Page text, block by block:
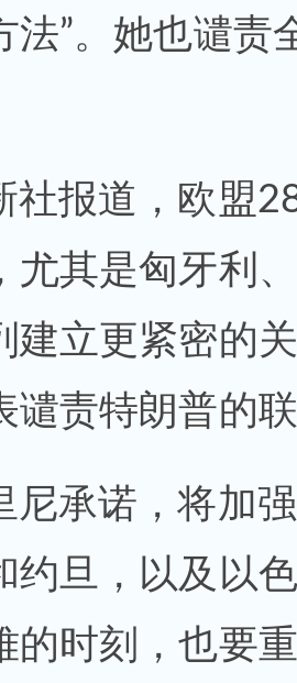
法”。她也谴责
社报道，欧盟
尤其是匈牙利
建立更紧密的
谴责特朗普的
尼承诺，将加
约旦，以及以
的时刻，也要